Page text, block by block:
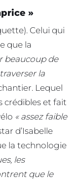
»
Celui qui
que la
beaucoup de
la
Lequel
crédibles et fait
« assez faible
d’Isabelle
la technologie
les
que le